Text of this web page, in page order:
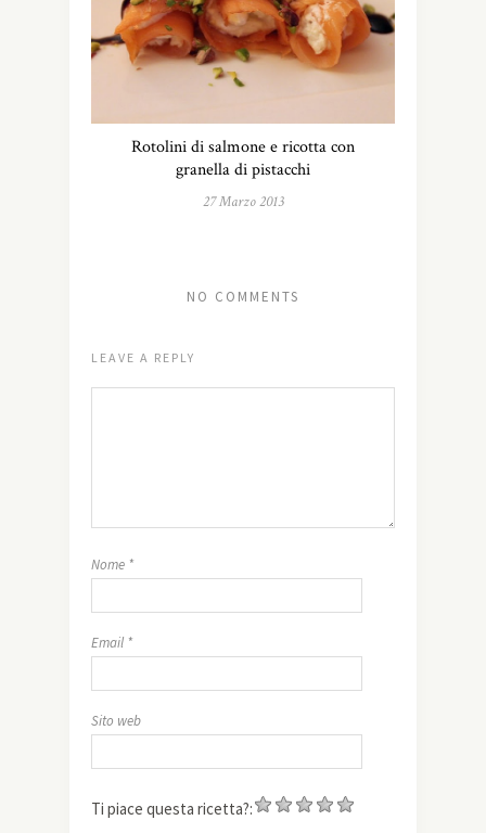
Rotolini di salmone e ricotta con
granella di pistacchi
27 Marzo 2013
NO COMMENTS
LEAVE A REPLY
Nome *
Email *
Sito web
Ti piace questa ricetta?: